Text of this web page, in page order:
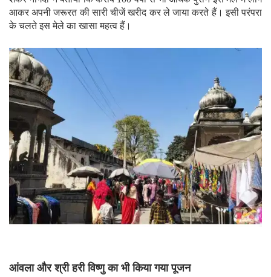
आकर अपनी जरूरत की सारी चीजें खरीद कर ले जाया करते हैं। इसी परंपरा
के चलते इस मेले का खासा महत्व हैं।
आंवला और श्री हरी विष्णु का भी किया गया पूजन